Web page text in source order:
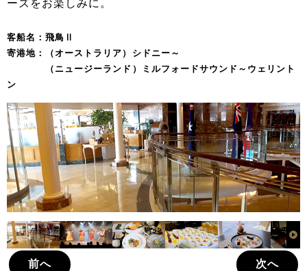
ーズをお楽しみに。
客船名：飛鳥Ⅱ
寄港地：（オーストラリア）シドニー～
（ニュージーランド）ミルフォードサウンド～ウェリント
ン
前へ 次へ